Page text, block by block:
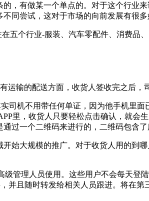
，有做某一个单点的。对于这个行业
同尝试，这对于市场的向前发展有很多
五个行业-服装、汽车零配件、消费
运输的配送方面，收货人签收完之后
司机不用带任何单证，因为他手机里
里，收货人只要轻松点击确认，就
过一个二维码来进行的，二维码包含了
始大规模的推广。对于收货人用的到
级管理人员使用。这些用户不会每天
并且随时转发给相关人员跟进。将在第